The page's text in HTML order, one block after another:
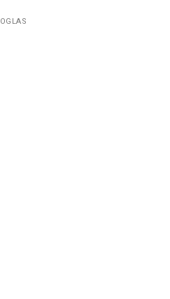
OGLAS